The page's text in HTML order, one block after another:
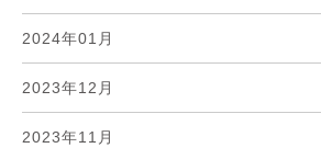
2024年01月
2023年12月
2023年11月